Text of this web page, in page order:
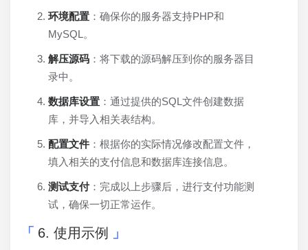
环境配置 ：确保你的服务器支持PHP和
MySQL。
解压源码 ：将下载的源码解压到你的服务器目
录中。
数据库设置 ：通过提供的SQL文件创建数据
库，并导入相关表结构。
配置文件 ：根据你的实际情况修改配置文件，
填入相关的支付信息和数据库连接信息。
测试支付：完成以上步骤后，进行支付功能测
试，确保一切正常运作。
6. 使用示例